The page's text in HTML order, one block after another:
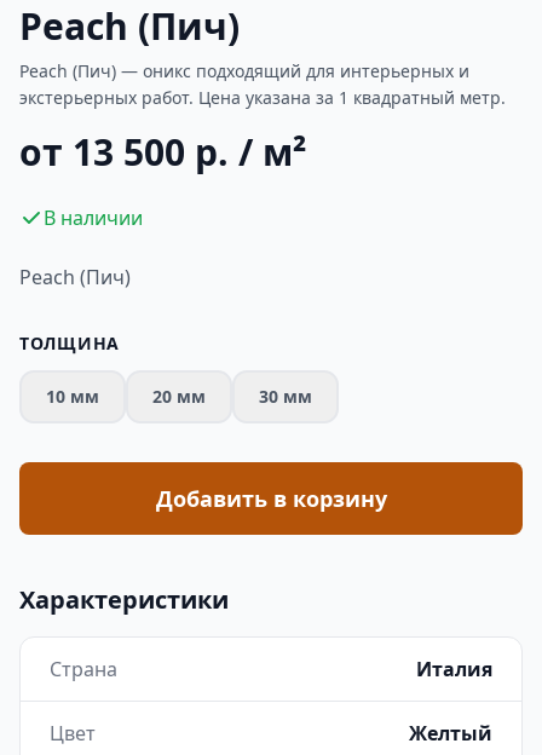
Peach (Пич)
Peach (Пич) — оникс подходящий для интерьерных и
экстерьерных работ. Цена указана за 1 квадратный метр.
от 13 500 р. / м²
В наличии
Peach (Пич)
ТОЛЩИНА
10 мм 20 мм 30 мм
Добавить в корзину
Характеристики
Страна Италия
Цвет Желтый